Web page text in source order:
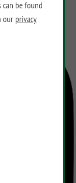
be found
our privacy